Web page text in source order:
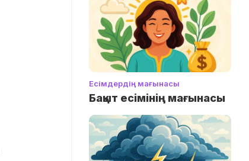
Есімдердің мағынасы
Бақыт есімінің мағынасы